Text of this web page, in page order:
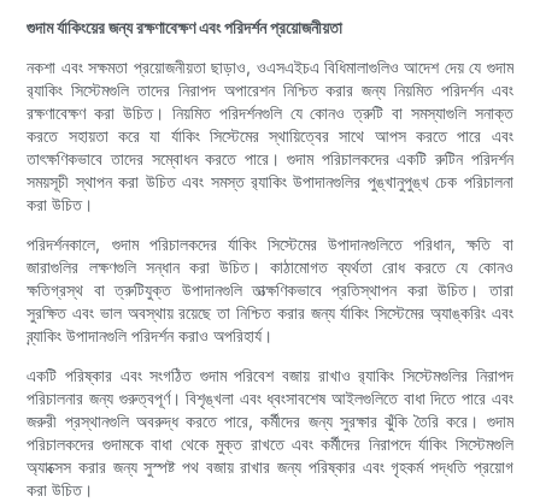
গুদাম র্যাকিংয়ের জন্য রক্ষণাবেক্ষণ এবং পরিদর্শন প্রয়োজনীয়তা
নকশা এবং সক্ষমতা প্রয়োজনীয়তা ছাড়াও, ওএসএইচএ বিধিমালাগুলিও আদেশ দেয় যে গুদাম
র‌্যাকিং সিস্টেমগুলি তাদের নিরাপদ অপারেশন নিশ্চিত করার জন্য নিয়মিত পরিদর্শন এবং
রক্ষণাবেক্ষণ করা উচিত। নিয়মিত পরিদর্শনগুলি যে কোনও ত্রুটি বা সমস্যাগুলি সনাক্ত
করতে সহায়তা করে যা র্যাকিং সিস্টেমের স্থায়িত্বের সাথে আপস করতে পারে এবং
তাৎক্ষণিকভাবে তাদের সম্বোধন করতে পারে। গুদাম পরিচালকদের একটি রুটিন পরিদর্শন
সময়সূচী স্থাপন করা উচিত এবং সমস্ত র‌্যাকিং উপাদানগুলির পুঙ্খানুপুঙ্খ চেক পরিচালনা
করা উচিত।
পরিদর্শনকালে, গুদাম পরিচালকদের র্যাকিং সিস্টেমের উপাদানগুলিতে পরিধান, ক্ষতি বা
জারাগুলির লক্ষণগুলি সন্ধান করা উচিত। কাঠামোগত ব্যর্থতা রোধ করতে যে কোনও
ক্ষতিগ্রস্থ বা ত্রুটিযুক্ত উপাদানগুলি তাত্ক্ষণিকভাবে প্রতিস্থাপন করা উচিত। তারা
সুরক্ষিত এবং ভাল অবস্থায় রয়েছে তা নিশ্চিত করার জন্য র্যাকিং সিস্টেমের অ্যাঙ্করিং এবং
ব্র্যাকিং উপাদানগুলি পরিদর্শন করাও অপরিহার্য।
একটি পরিষ্কার এবং সংগঠিত গুদাম পরিবেশ বজায় রাখাও র‌্যাকিং সিস্টেমগুলির নিরাপদ
পরিচালনার জন্য গুরুত্বপূর্ণ। বিশৃঙ্খলা এবং ধ্বংসাবশেষ আইলগুলিতে বাধা দিতে পারে এবং
জরুরী প্রস্থানগুলি অবরুদ্ধ করতে পারে, কর্মীদের জন্য সুরক্ষার ঝুঁকি তৈরি করে। গুদাম
পরিচালকদের গুদামকে বাধা থেকে মুক্ত রাখতে এবং কর্মীদের নিরাপদে র্যাকিং সিস্টেমগুলি
অ্যাক্সেস করার জন্য সুস্পষ্ট পথ বজায় রাখার জন্য পরিষ্কার এবং গৃহকর্ম পদ্ধতি প্রয়োগ
করা উচিত।